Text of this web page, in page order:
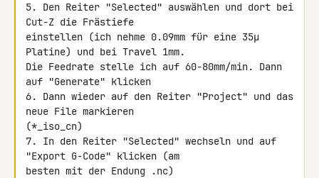
5. Den Reiter "Selected" auswählen und dort bei
Cut-Z die Frästiefe
einstellen (ich nehme 0.09mm für eine 35µ
Platine) und bei Travel 1mm.
Die Feedrate stelle ich auf 60-80mm/min. Dann
auf "Generate" klicken
6. Dann wieder auf den Reiter "Project" und das
neue File markieren
(*_iso_cn)
7. In den Reiter "Selected" wechseln und auf
"Export G-Code" klicken (am
besten mit der Endung .nc)